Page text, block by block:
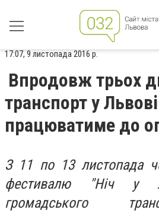
17:07, 9 листопада 2016 р.
Впродовж трьох
транспорт у Львові
працюватиме до
З 11 по 13 листопада
фестивалю "Ніч у
громадського